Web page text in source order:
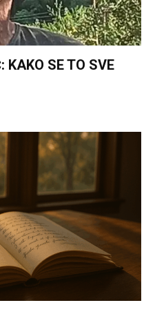
KAKO SE TO SVE